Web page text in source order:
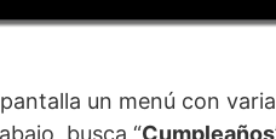
un menú con